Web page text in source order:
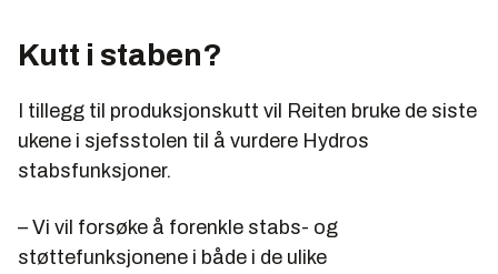
Kutt i staben?
I tillegg til produksjonskutt vil Reiten bruke de siste
ukene i sjefsstolen til å vurdere Hydros
stabsfunksjoner.
– Vi vil forsøke å forenkle stabs- og
støttefunksjonene i både i de ulike